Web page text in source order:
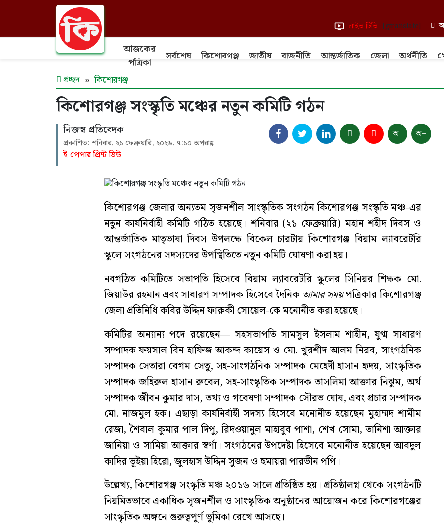
লাইভ টিভি [gtranslate]
আজকের
পত্রিকা
সর্বশেষ কিশোরগঞ্জ জাতীয় রাজনীতি আন্তর্জাতিক জেলা অর্থনীতি
প্রচ্ছদ কিশোরগঞ্জ
কিশোরগঞ্জ সংস্কৃতি মঞ্চের নতুন কমিটি গঠন
নিজস্ব প্রতিবেদক
প্রকাশিত: শনিবার, ২১ ফেব্রুয়ারি, ২০২৬, ৭:১০ অপরাহ্ণ
ই-পেপার প্রিন্ট ভিউ
অ- অ+
কিশোরগঞ্জ জেলার অন্যতম সৃজনশীল সাংস্কৃতিক সংগঠন কিশোরগঞ্জ সংস্কৃতি মঞ্চ-এর
নতুন কার্যনির্বাহী কমিটি গঠিত হয়েছে। শনিবার (২১ ফেব্রুয়ারি) মহান শহীদ দিবস ও
আন্তর্জাতিক মাতৃভাষা দিবস উপলক্ষে বিকেল চারটায় কিশোরগঞ্জ বিয়াম ল্যাবরেটরি
স্কুলে সংগঠনের সদস্যদের উপস্থিতিতে নতুন কমিটি ঘোষণা করা হয়।
নবগঠিত কমিটিতে সভাপতি হিসেবে বিয়াম ল্যাবরেটরি স্কুলের সিনিয়র শিক্ষক মো.
জিয়াউর রহমান এবং সাধারণ সম্পাদক হিসেবে দৈনিক আমার সময়পত্রিকার কিশোরগঞ্জ
জেলা প্রতিনিধি কবির উদ্দিন ফারুকী সোয়েল-কে মনোনীত করা হয়েছে।
কমিটির অন্যান্য পদে রয়েছেন— সহসভাপতি সামসুল ইসলাম শাহীন, যুগ্ম সাধারণ
সম্পাদক ফয়সাল বিন হাফিজ আকন্দ কায়েস ও মো. খুরশীদ আলম নিরব, সাংগঠনিক
সম্পাদক সেতারা বেগম সেতু, সহ-সাংগঠনিক সম্পাদক মেহেদী হাসান হৃদয়, সাংস্কৃতিক
সম্পাদক জহিরুল হাসান রুবেল, সহ-সাংস্কৃতিক সম্পাদক তাসলিমা আক্তার নিঝুম, অর্থ
সম্পাদক জীবন কুমার দাস, তথ্য ও গবেষণা সম্পাদক সৌরভ ঘোষ, এবং প্রচার সম্পাদক
মো. নাজমুল হক। এছাড়া কার্যনির্বাহী সদস্য হিসেবে মনোনীত হয়েছেন মুহাম্মদ শামীম
রেজা, শৈবাল কুমার পাল দিপু, রিদওয়ানুল মাহাবুব পাশা, শেখ সোমা, তানিশা আক্তার
জানিয়া ও সামিয়া আক্তার স্বর্ণা। সংগঠনের উপদেষ্টা হিসেবে মনোনীত হয়েছেন আবদুল
কাদির ভূইয়া হিরো, জুলহাস উদ্দিন সুজন ও হুমায়রা পারভীন পপি।
উল্লেখ্য, কিশোরগঞ্জ সংস্কৃতি মঞ্চ ২০১৬ সালে প্রতিষ্ঠিত হয়। প্রতিষ্ঠালগ্ন থেকে সংগঠনটি
নিয়মিতভাবে একাধিক সৃজনশীল ও সাংস্কৃতিক অনুষ্ঠানের আয়োজন করে কিশোরগঞ্জের
সাংস্কৃতিক অঙ্গনে গুরুত্বপূর্ণ ভূমিকা রেখে আসছে।